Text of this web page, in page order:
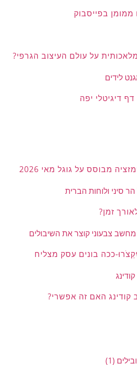
בפייסבוק
על עולם העיצוב הגרפי?
דיגיטלי יפה
מבוסס על גוגל מאי 2026
זמן?
ככה בונים עסק מצליח
קודינג האם זה אפשרי?